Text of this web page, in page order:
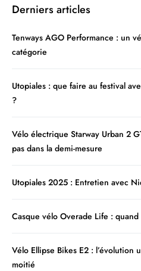
Derniers articles
Tenways AGO Performance : un
catégorie
Utopiales : que faire au festival
?
Vélo électrique Starway Urban 2
pas dans la demi-mesure
Utopiales 2025 : Entretien avec
Casque vélo Overade Life :
Vélo Ellipse Bikes E2 : l’évolution
moitié